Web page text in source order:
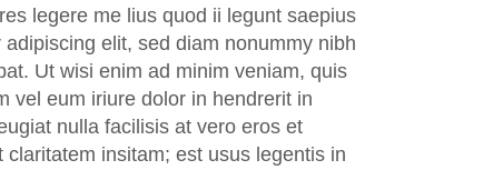
legere me lius quod ii legunt saepius
elit, sed diam nonummy nibh
Ut wisi enim ad minim veniam, quis
vel eum iriure dolor in hendrerit in
nulla facilisis at vero eros et
insitam; est usus legentis in